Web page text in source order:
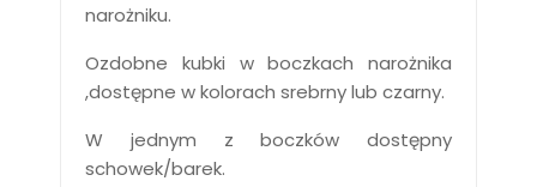
narożniku.
Ozdobne kubki w boczkach narożnika
,dostępne w kolorach srebrny lub czarny.
W jednym z boczków dostępny
schowek/barek.